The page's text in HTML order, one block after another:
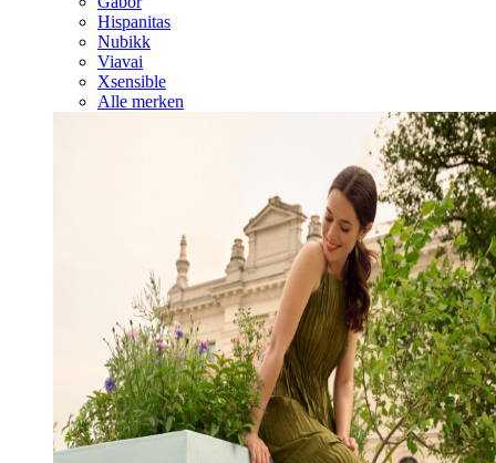
Hispanitas
Nubikk
Viavai
Xsensible
Alle merken